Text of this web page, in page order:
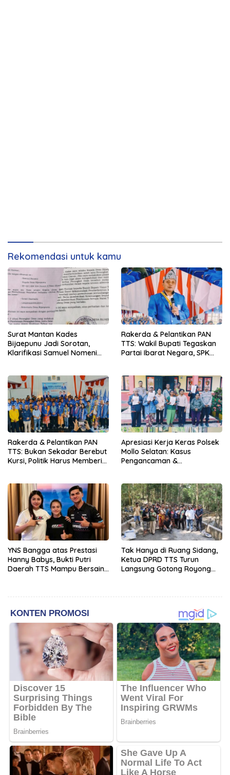
Rekomendasi untuk kamu
Surat Mantan Kades
Bijaepunu Jadi Sorotan,
Klarifikasi Samuel Nomeni
Rakerda & Pelantikan PAN
TTS: Wakil Bupati Tegaskan
Partai Ibarat Negara, SPK
Uang
Rakerda & Pelantikan PAN
TTS: Bukan Sekadar Berebut
Kursi, Politik Harus Memberi
Apresiasi Kerja Keras Polsek
Mollo Selatan: Kasus
Pengancaman &
YNS Bangga atas Prestasi
Hanny Babys, Bukti Putri
Daerah TTS Mampu Bersaing
Tak Hanya di Ruang Sidang,
Ketua DPRD TTS Turun
Langsung Gotong Royong